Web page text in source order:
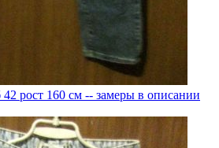
рост 160 см -- замеры в описании